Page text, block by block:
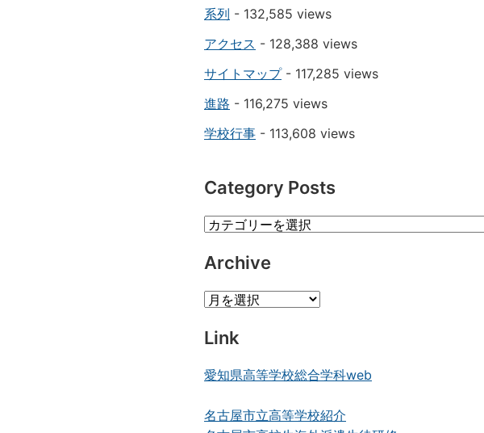
系列 - 132,585 views
アクセス - 128,388 views
サイトマップ- 117,285 views
進路 - 116,275 views
学校行事 - 113,608 views
Category Posts
Category
Archive
Archive
Link
愛知県高等学校総合学科web
名古屋市立高等学校紹介